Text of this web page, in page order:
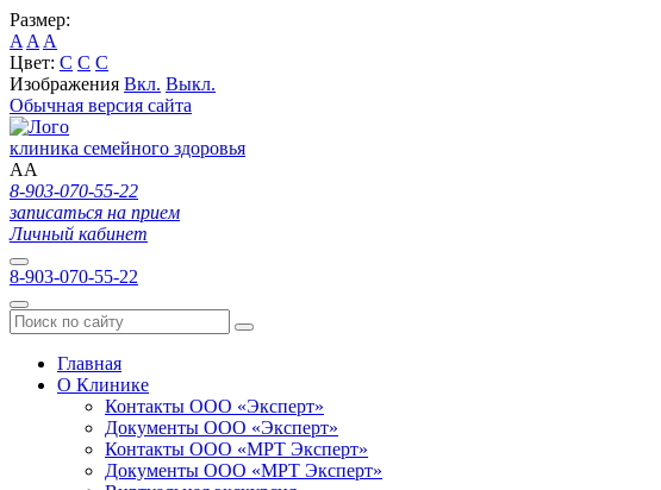
Размер:
A A A
Цвет: C C C
Изображения Вкл. Выкл.
Обычная версия сайта
клиника семейного здоровья
AA
8-903-070-55-22
записаться на прием
Личный кабинет
8-903-070-55-22
Главная
О Клинике
Контакты ООО «Эксперт»
Документы ООО «Эксперт»
Контакты ООО «МРТ Эксперт»
Документы ООО «МРТ Эксперт»